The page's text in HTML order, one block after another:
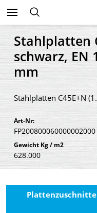
Stahlplatten
schwarz, EN
mm
Stahlplatten C45E+N
Art-Nr:
FP200800060000002000
Gewicht Kg / m2
628.000
Plattenzuschnitte